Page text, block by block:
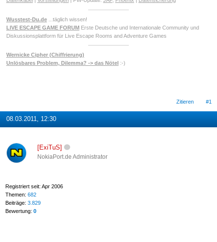
Wusstest-Du.de...täglich wissen!
LIVE ESCAPE GAME FORUMErste Deutsche und Internationale Community und
Diskussionsplattform für Live Escape Rooms and Adventure Games
Wernicke Cipher (Chiffrierung)
Unlösbares Problem, Dilemma? -> das Nötel :-)
Zitieren #1
08.03.2011, 12:30
[ExiTuS]
NokiaPort.de Administrator
Registriert seit: Apr 2006
Themen: 682
Beiträge: 3.829
Bewertung: 0